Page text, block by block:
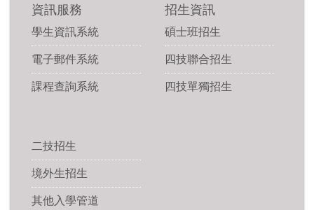
資訊服務
學生資訊系統
電子郵件系統
課程查詢系統
招生資訊
碩士班招生
四技聯合招生
四技單獨招生
二技招生
境外生招生
其他入學管道